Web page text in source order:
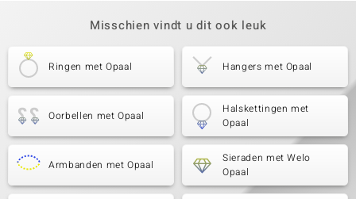
Misschien vindt u dit ook leuk
Ringen met Opaal Hangers met Opaal
Oorbellen met Opaal
Halskettingen met
Opaal
Armbanden met Opaal
Sieraden met Welo
Opaal